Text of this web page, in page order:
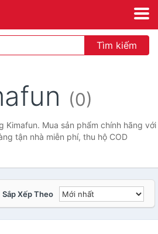
Tìm kiếm
(0)
Kimafun. Mua sản phẩm chính hãng với
tận nhà miễn phí, thu hộ COD
Sắp Xếp Theo